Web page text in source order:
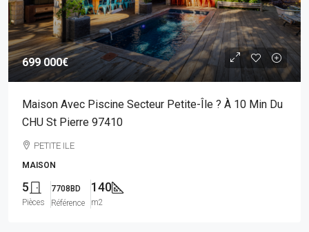
699 000€
Maison Avec Piscine Secteur Petite-Île ? À 10 Min Du
CHU St Pierre 97410
PETITE ILE
MAISON
5
Pièces
7708BD
Référence
140
m2